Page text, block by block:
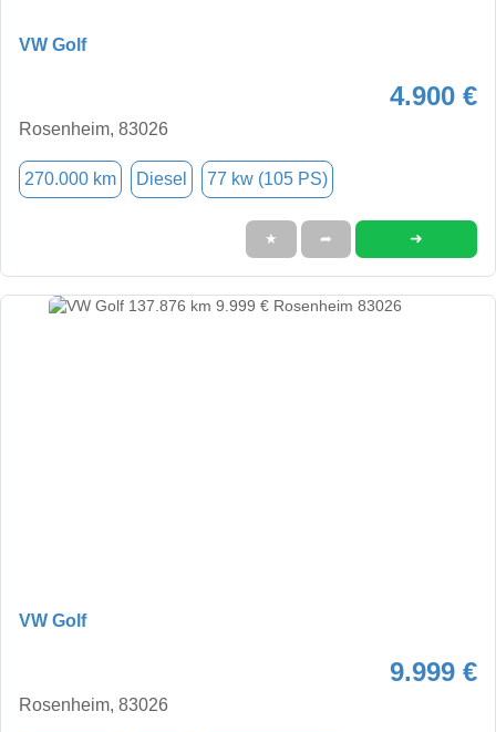
VW Golf
4.900 €
Rosenheim, 83026
270.000 km Diesel 77 kw (105 PS)
★ ➦ ➜
VW Golf
9.999 €
Rosenheim, 83026